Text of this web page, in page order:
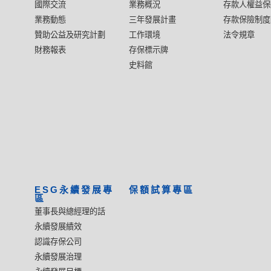
國際交流
業務動態
贊助公益及研究計劃
財務報表
業務概況
三年發展計畫
工作環境
存保標示牌
史料館
存款人權益
存款保險制
法令規章
ESG永續發展專
區
董事長與總經理的話
永續發展績效
認識存保公司
永續發展治理
保額試算專區